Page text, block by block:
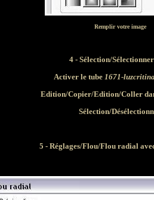
Remplir votre image
4 - Sélection/
Activer le tube 1671-
Edition/Copier/Edition/Coller
Sélection/
5 - Réglages/Flou/Flou radial